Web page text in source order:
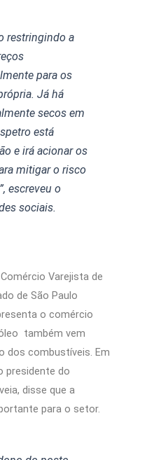
restringindo a
para os
Já há
secos em
está
e irá acionar os
mitigar o risco
escreveu o
sociais.
Varejista de
de São Paulo
o comércio
também vem
dos combustíveis. Em
presidente do
disse que a
para o setor.